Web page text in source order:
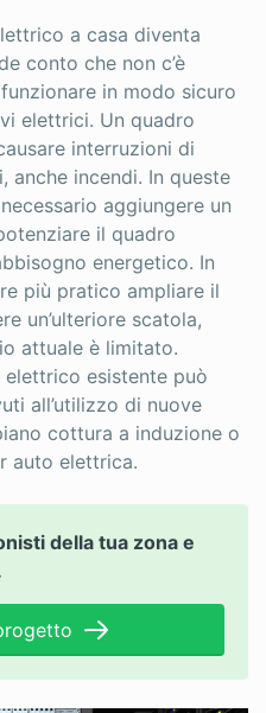
a casa diventa
conto che non c’è
in modo sicuro
elettrici. Un quadro
interruzioni di
anche incendi. In queste
aggiungere un
il quadro
energetico. In
più pratico ampliare il
un’ulteriore scatola,
attuale è limitato.
elettrico esistente può
all’utilizzo di nuove
cottura a induzione o
auto elettrica.
della tua zona e